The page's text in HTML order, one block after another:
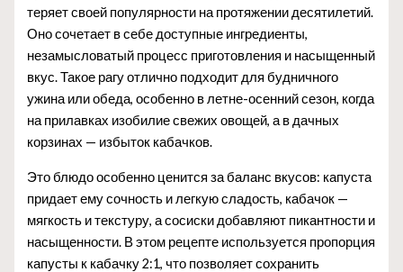
теряет своей популярности на протяжении десятилетий.
Оно сочетает в себе доступные ингредиенты,
незамысловатый процесс приготовления и насыщенный
вкус. Такое рагу отлично подходит для будничного
ужина или обеда, особенно в летне-осенний сезон, когда
на прилавках изобилие свежих овощей, а в дачных
корзинах — избыток кабачков.
Это блюдо особенно ценится за баланс вкусов: капуста
придает ему сочность и легкую сладость, кабачок —
мягкость и текстуру, а сосиски добавляют пикантности и
насыщенности. В этом рецепте используется пропорция
капусты к кабачку 2:1, что позволяет сохранить